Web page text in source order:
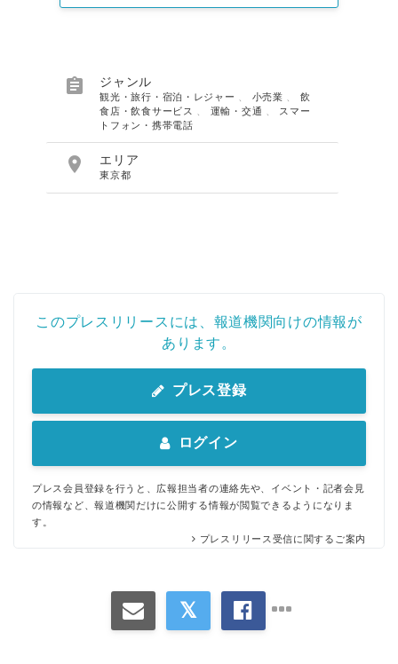
 ジャンル
観光・旅行・宿泊・レジャー 小売業
飲
食店・飲食サービス
運輸・交通
スマー
トフォン・携帯電話
 エリア
東京都
このプレスリリースには、報道機関向けの情報が
あります。
プレス登録
ログイン
プレス会員登録を行うと、広報担当者の連絡先や、イベント・記者会見
の情報など、報道機関だけに公開する情報が閲覧できるようになりま
す。
プレスリリース受信に関するご案内